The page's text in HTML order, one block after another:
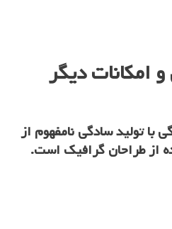
امکانات دیگر
با تولید سادگی نامفهوم از
از طراحان گرافیک است.